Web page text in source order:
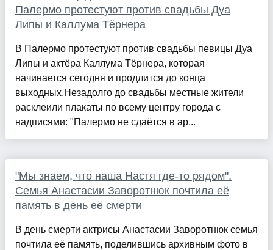
Палермо протестуют против свадьбы Дуа
Липы и Каллума Тёрнера
В Палермо протестуют против свадьбы певицы Дуа
Липы и актёра Каллума Тёрнера, которая
начинается сегодня и продлится до конца
выходных.Незадолго до свадьбы местные жители
расклеили плакаты по всему центру города с
надписями: "Палермо не сдаётся в ар...
"Мы знаем, что наша Настя где-то рядом".
Семья Анастасии Заворотнюк почтила её
память в день её смерти
В день смерти актрисы Анастасии Заворотнюк семья
почтила её память, поделившись архивным фото в